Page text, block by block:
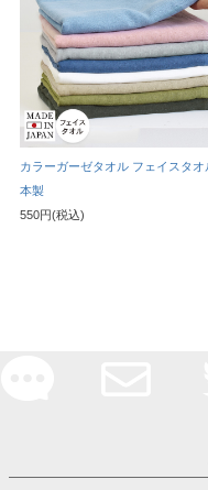
カラーガーゼタオル フェイスタオ
本製
550円(税込)